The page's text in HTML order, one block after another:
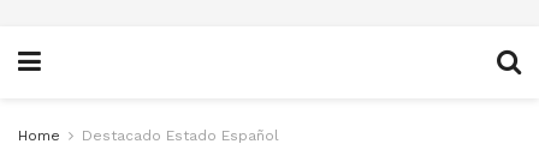
Home Destacado Estado Español